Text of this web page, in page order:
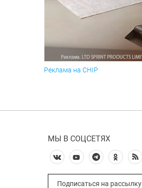
Реклама на CHIP
МЫ В СОЦСЕТЯХ
Подписаться на рассылку